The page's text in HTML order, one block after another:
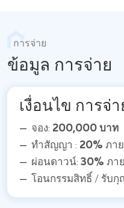
การจ่าย
ข้อมูล การจ่าย
เงื่อนไข การจ่า
จอง: 200,000 บาท
ทำสัญญา : 20% ภา
ผ่อนดาวน์: 30% ภา
โอนกรรมสิทธิ์ / รับกุ